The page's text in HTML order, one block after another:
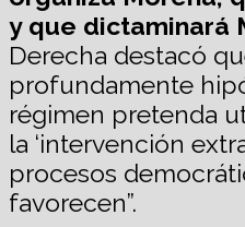
y que dictaminará
Derecha destacó
profundamente
régimen pretenda
la ‘intervención
procesos
favorecen”.